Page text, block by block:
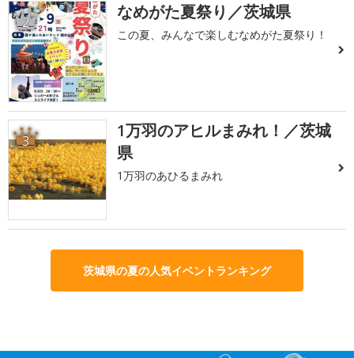
2 なめがた夏祭り／茨城県
この夏、みんなで楽しむなめがた夏祭り！
3
1万羽のアヒルまみれ！／茨城
県
1万羽のあひるまみれ
茨城県の夏の人気イベントランキング